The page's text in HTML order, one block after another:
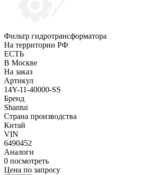
Фильтр гидротрансформатора
На территории РФ
ЕСТЬ
В Москве
На заказ
Артикул
14Y-11-40000-SS
Бренд
Shantui
Страна производства
Китай
VIN
6490452
Аналоги
0 посмотреть
Цена по запросу